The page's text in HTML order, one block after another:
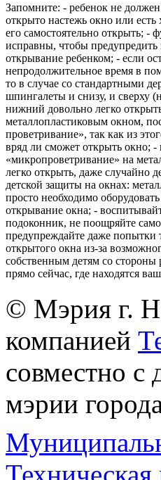
Запомните: - ребенок не
открыто настежь окно или есть
его самостоятельно открыть;
исправны, чтобы
открывание ребенком; - если
непродолжительное время в
то в случае со стандартными
шпингалеты и снизу, и сверху
нижний довольно легко
металлопластиковым окном,
проветривание», так как из
вряд ли сможет открыть окно; -
«микропроветривание» на
легко открыть, даже случайно
детской защиты на окнах:
просто необходимо
открывание окна; -
подоконник, не поощряйте
предупреждайте даже попытки
открытого окна из-за
собственным детям со
прямо сейчас, где находятся
© Мэрия г.
компанией
совместно с
мэрии